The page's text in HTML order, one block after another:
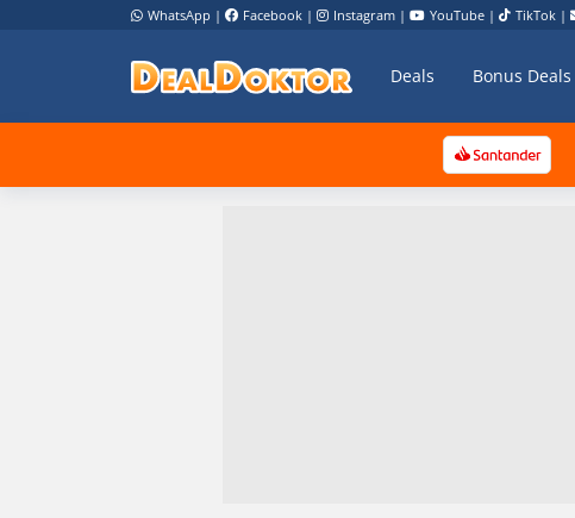
WhatsApp | Facebook | Instagram | YouTube | TikTok |
Deals Bonus Deals